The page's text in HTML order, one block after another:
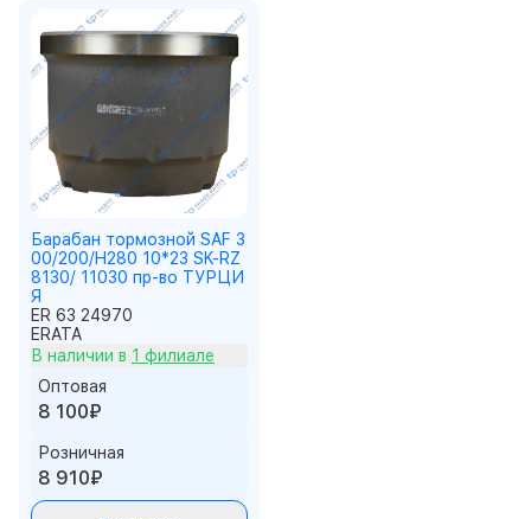
Барабан тормозной SAF 3
00/200/H280 10*23 SK-RZ
8130/ 11030 пр-во ТУРЦИ
Я
ER 63 24970
ERATA
В наличии в 1 филиале
Оптовая
8 100₽
Розничная
8 910₽